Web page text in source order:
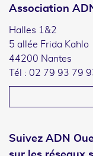
Association
Halles 1&2
5 allée Frida Kahlo
44200 Nantes
Tél : 02 79 93 79
Suivez ADN